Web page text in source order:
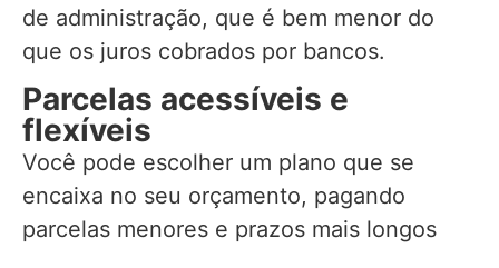
de administração, que é bem menor do
que os juros cobrados por bancos.
Parcelas acessíveis e
flexíveis
Você pode escolher um plano que se
encaixa no seu orçamento, pagando
parcelas menores e prazos mais longos